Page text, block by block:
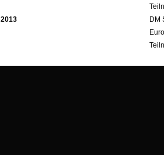
2013
DM